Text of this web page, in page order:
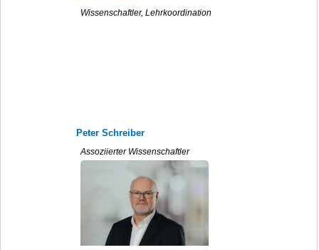
Wissenschaftler, Lehrkoordination
Peter Schreiber
Assoziierter Wissenschaftler